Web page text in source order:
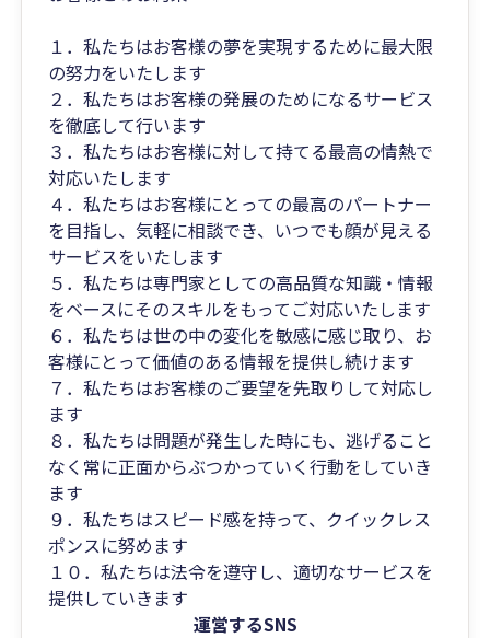
１．私たちはお客様の夢を実現するために最大限
の努力をいたします
２．私たちはお客様の発展のためになるサービス
を徹底して行います
３．私たちはお客様に対して持てる最高の情熱で
対応いたします
４．私たちはお客様にとっての最高のパートナー
を目指し、気軽に相談でき、いつでも顔が見える
サービスをいたします
５．私たちは専門家としての高品質な知識・情報
をベースにそのスキルをもってご対応いたします
６．私たちは世の中の変化を敏感に感じ取り、お
客様にとって価値のある情報を提供し続けます
７．私たちはお客様のご要望を先取りして対応し
ます
８．私たちは問題が発生した時にも、逃げること
なく常に正面からぶつかっていく行動をしていき
ます
９．私たちはスピード感を持って、クイックレス
ポンスに努めます
１０．私たちは法令を遵守し、適切なサービスを
提供していきます
運営するSNS